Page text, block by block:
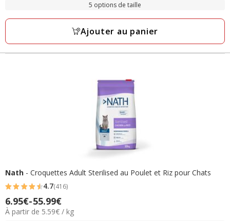
avis
5 options de taille
Ajouter au panier
Nath - Croquettes Adult Sterilised au Poulet et Riz pour Chats
4.7
étoiles
avec
4.7(416)
Prix
de
6.95€-55.99€
5.59€
À partir de 5.59€ / kg